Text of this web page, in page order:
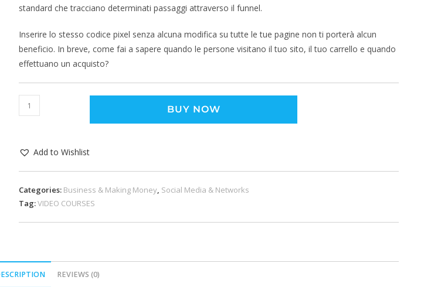
standard che tracciano determinati passaggi attraverso il funnel.
Inserire lo stesso codice pixel senza alcuna modifica su tutte le tue pagine non ti porterà alcun
beneficio. In breve, come fai a sapere quando le persone visitano il tuo sito, il tuo carrello e quando
effettuano un acquisto?
BUY NOW
Add to Wishlist
Categories: Business & Making Money, Social Media & Networks
Tag:VIDEO COURSES
REVIEWS (0)